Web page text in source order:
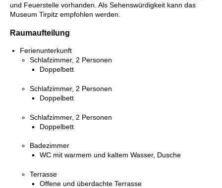
und Feuerstelle vorhanden. Als Sehenswürdigkeit kann das
Museum Tirpitz empfohlen werden.
Raumaufteilung
Ferienunterkunft
Schlafzimmer, 2 Personen
Doppelbett
Schlafzimmer, 2 Personen
Doppelbett
Schlafzimmer, 2 Personen
Doppelbett
Badezimmer
WC mit warmem und kaltem Wasser, Dusche
Terrasse
Offene und überdachte Terrasse